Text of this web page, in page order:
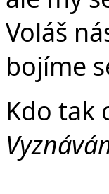
Voláš
bojíme
Kdo tak